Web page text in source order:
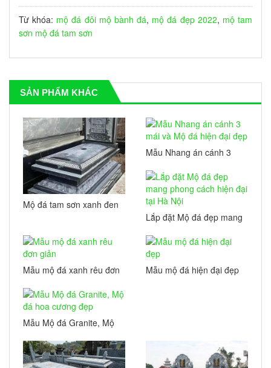
Từ khóa: mộ đá đôi mộ bành đá, mộ đá đẹp 2022, mộ tam
sơn mộ đá tam sơn
SẢN PHẨM KHÁC
Mộ đá tam sơn xanh đen
Mẫu Nhang án cánh 3
đẹp
Lắp đặt Mộ đá đẹp mang
Hà Nội
Mẫu mộ đá xanh rêu đơn
Mẫu mộ đá hiện đại đẹp
Mẫu Mộ đá Granite, Mộ